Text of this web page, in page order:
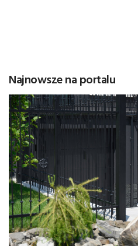
Najnowsze na portalu